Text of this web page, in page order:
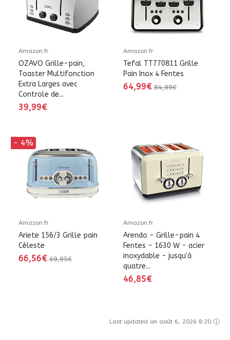
Amazon.fr
OZAVO Grille-pain,
Toaster Multifonction
Extra Larges avec
Controle de...
39,99€
Amazon.fr
Tefal TT770811 Grille
Pain Inox 4 Fentes
64,99€ 84,99€
- 4%
Amazon.fr
Ariete 156/3 Grille pain
Céleste
66,56€ 69,95€
Amazon.fr
Arendo - Grille-pain 4
Fentes - 1630 W - acier
inoxydable - jusqu'à
quatre...
46,85€
Last updated on août 6, 2026 8:20